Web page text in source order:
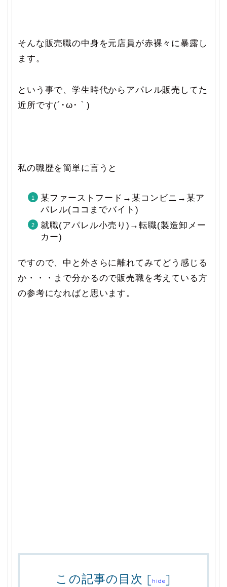
そんな販売職の中身を元店員が赤裸々に暴露し
ます。
という事で、学生時代からアパレル販売してた
近所です(´･ω･｀)
私の職歴を簡単に言うと
某ファーストフード→某コンビニ→某ア
パレル(ココまでバイト)
就職(アパレル小売り)→転職(製造卸メー
カー)
ですので、中と外さらに離れてみてどう感じる
か・・・まで分かるので販売職を考えている方
の参考になればと思います。
この記事の目次 [hide]